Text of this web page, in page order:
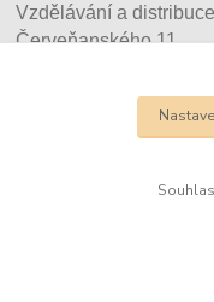
Vzdělávání a distribuce
Červeňanského 11